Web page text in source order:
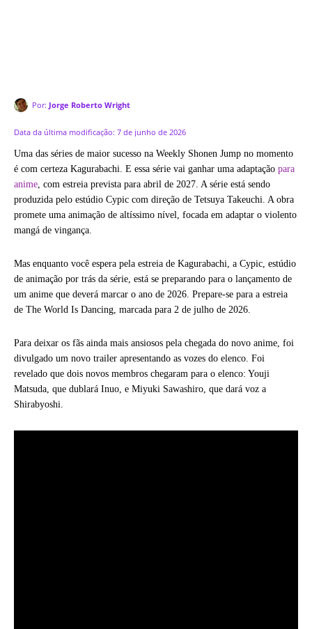
Por: Jorge Roberto Wright
Data da última modificação: 7 de junho de 2026
Uma das séries de maior sucesso na Weekly Shonen Jump no momento
é com certeza Kagurabachi. E essa série vai ganhar uma adaptação para
anime, com estreia prevista para abril de 2027. A série está sendo
produzida pelo estúdio Cypic com direção de Tetsuya Takeuchi. A obra
promete uma animação de altíssimo nível, focada em adaptar o violento
mangá de vingança.
Mas enquanto você espera pela estreia de Kagurabachi, a Cypic, estúdio
de animação por trás da série, está se preparando para o lançamento de
um anime que deverá marcar o ano de 2026. Prepare-se para a estreia
de The World Is Dancing, marcada para 2 de julho de 2026.
Para deixar os fãs ainda mais ansiosos pela chegada do novo anime, foi
divulgado um novo trailer apresentando as vozes do elenco. Foi
revelado que dois novos membros chegaram para o elenco: Youji
Matsuda, que dublará Inuo, e Miyuki Sawashiro, que dará voz a
Shirabyoshi.